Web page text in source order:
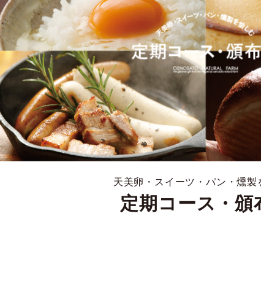
天美卵・スイーツ・パン・燻製
定期コース・頒